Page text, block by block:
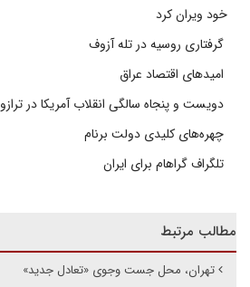
خود ویران کرد
گرفتاری روسیه در تله آزوف
امیدهای اقتصاد عراق
دویست و پنجاه سالگی انقلاب آمریکا در ترازو
چهره‌های کلیدی دولت برنام
تلگراف گراهام برای ایران
مطالب مرتبط
تهران، محل جست وجوی «تعادل جدید»